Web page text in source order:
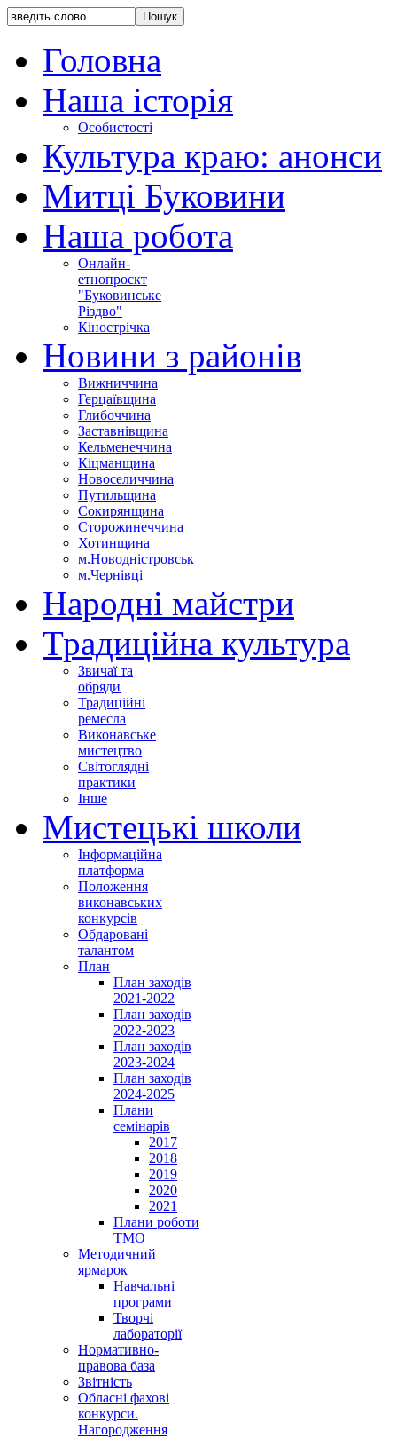
Головна
Наша історія
Особистості
Культура краю: анонси
Митці Буковини
Наша робота
Онлайн-
етнопроєкт
"Буковинське
Різдво"
Кінострічка
Новини з районів
Вижниччина
Герцаївщина
Глибоччина
Заставнівщина
Кельменеччина
Кіцманщина
Новоселиччина
Путильщина
Сокирянщина
Сторожинеччина
Хотинщина
м.Новодністровськ
м.Чернівці
Народні майстри
Традиційна культура
Звичаї та
обряди
Традиційні
ремесла
Виконавське
мистецтво
Світоглядні
практики
Інше
Мистецькі школи
Інформаційна
платформа
Положення
виконавських
конкурсів
Обдаровані
талантом
План
План заходів
2021-2022
План заходів
2022-2023
План заходів
2023-2024
План заходів
2024-2025
Плани
семінарів
2017
2018
2019
2020
2021
Плани роботи
ТМО
Методичний
ярмарок
Навчальні
програми
Творчі
лабораторії
Нормативно-
правова база
Звітність
Обласні фахові
конкурси.
Нагородження